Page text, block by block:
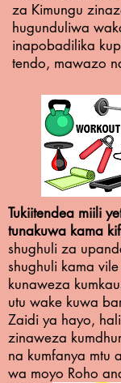
za Kimungu
hugunduliwa
inapobadilika
tendo, mawazo
Tukiitendea miili
tunakuwa kama
shughuli za
shughuli kama
kunaweza
utu wake kuwa
Zaidi ya hayo,
zinaweza
na kumfanya mtu
wa moyo Roho